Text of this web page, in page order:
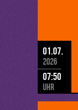
01.07.
2026
07:50
Uhr